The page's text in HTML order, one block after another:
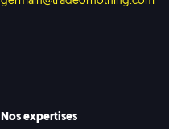
Nos expertises